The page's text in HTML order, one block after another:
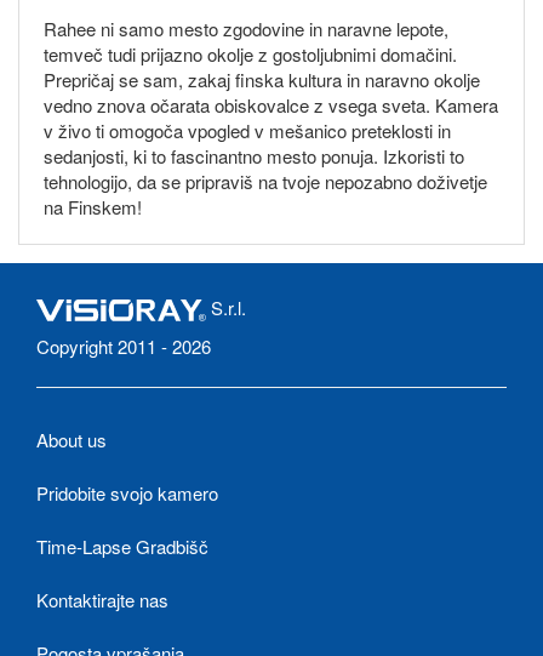
Rahee ni samo mesto zgodovine in naravne lepote,
temveč tudi prijazno okolje z gostoljubnimi domačini.
Prepričaj se sam, zakaj finska kultura in naravno okolje
vedno znova očarata obiskovalce z vsega sveta. Kamera
v živo ti omogoča vpogled v mešanico preteklosti in
sedanjosti, ki to fascinantno mesto ponuja. Izkoristi to
tehnologijo, da se pripraviš na tvoje nepozabno doživetje
na Finskem!
S.r.l.
Copyright 2011 - 2026
About us
Pridobite svojo kamero
Time-Lapse Gradbišč
Kontaktirajte nas